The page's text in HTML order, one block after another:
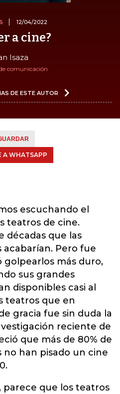
12/04/2022
a cine?
Isaza
comunicación
DE ESTE AUTOR
A WHATSAPP
escuchando el
teatros de cine.
décadas que las
acabarían. Pero fue
golpearlos más duro,
sus grandes
disponibles casi al
teatros que en
gracia fue sin duda la
reciente de
que más de 80% de
no han pisado un cine
parece que los teatros